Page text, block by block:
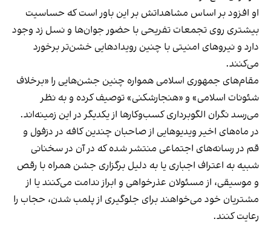
او افزود بر اساس مشاهداتش بر این باور است که حساسیت
بیشتری روی تجمعات تفریحی با حضور جوان‌ها و نسل زد وجود
دارد و نیروهای امنیتی با چنین رویدادهایی خشن‌تر برخورد
می‌کنند.
مقام‌های جمهوری اسلامی همواره چنین جشن‌هایی را «برخلاف
شئونات اسلامی» و «هنجارشکنی» توصیف کرده و به نظر
می‌رسد نگران الگوبرداری کسب‌وکارها از یکدیگر در این زمینه‌اند.
در ماه‌های اخیر ویدیوهایی از صاحبان چندین کافه در دزفول و
قم در رسانه‌های اجتماعی منتشر شده که در آن در سخنانی
شبیه به اعتراف اجباری یا به دلیل برگزاری جشن همراه با رقص
و موسیقی، از مسئولان عذرخواهی و ابراز ندامت می‌کنند یا از
مشتریان خود می‌خواهند برای جلوگیری از پلمب شدن، حجاب را
رعایت کنند.